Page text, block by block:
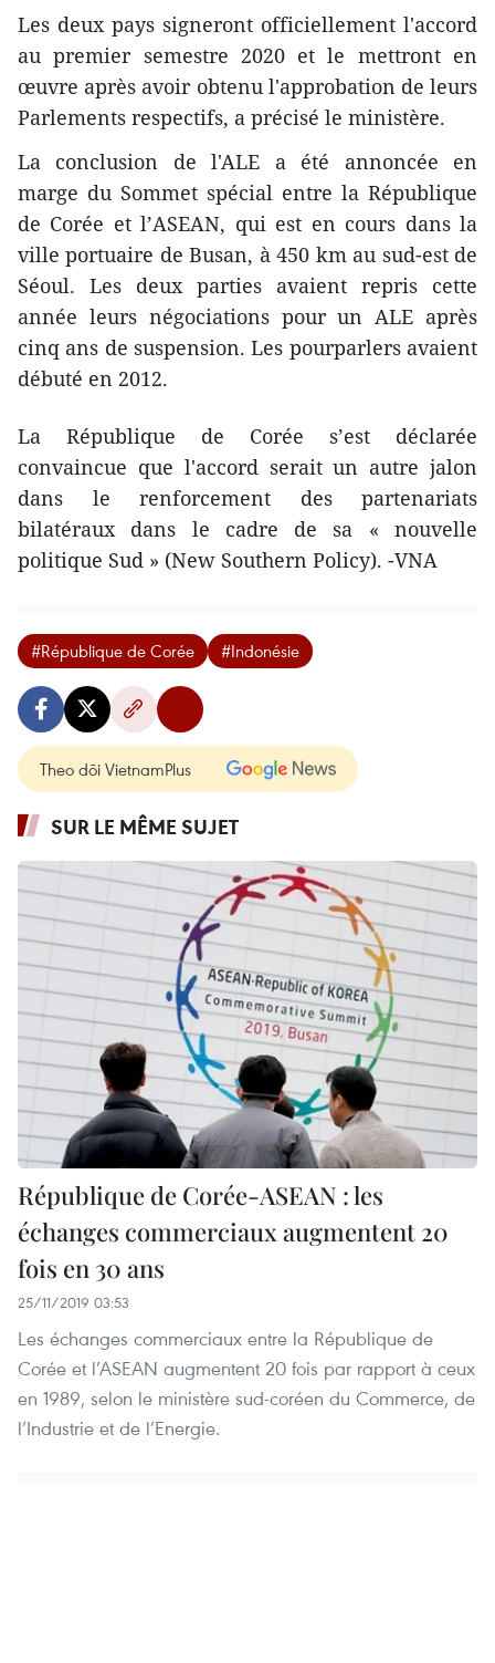
Les deux pays signeront officiellement l'accord
au premier semestre 2020 et le mettront en
œuvre après avoir obtenu l'approbation de leurs
Parlements respectifs, a précisé le ministère.
La conclusion de l'ALE a été annoncée en
marge du Sommet spécial entre la République
de Corée et l’ASEAN, qui est en cours dans la
ville portuaire de Busan, à 450 km au sud-est de
Séoul. Les deux parties avaient repris cette
année leurs négociations pour un ALE après
cinq ans de suspension. Les pourparlers avaient
débuté en 2012.
La République de Corée s’est déclarée
convaincue que l'accord serait un autre jalon
dans le renforcement des partenariats
bilatéraux dans le cadre de sa « nouvelle
politique Sud » (New Southern Policy). -VNA
#République de Corée #Indonésie
Theo dõi VietnamPlus
SUR LE MÊME SUJET
République de Corée-ASEAN : les
échanges commerciaux augmentent 20
fois en 30 ans
25/11/2019 03:53
Les échanges commerciaux entre la République de
Corée et l’ASEAN augmentent 20 fois par rapport à ceux
en 1989, selon le ministère sud-coréen du Commerce, de
l’Industrie et de l’Energie.